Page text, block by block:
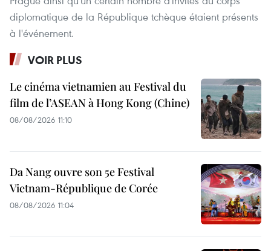
diplomatique de la République tchèque étaient présents
à l'événement.
VOIR PLUS
Le cinéma vietnamien au Festival du
film de l’ASEAN à Hong Kong (Chine)
08/08/2026 11:10
Da Nang ouvre son 5e Festival
Vietnam-République de Corée
08/08/2026 11:04